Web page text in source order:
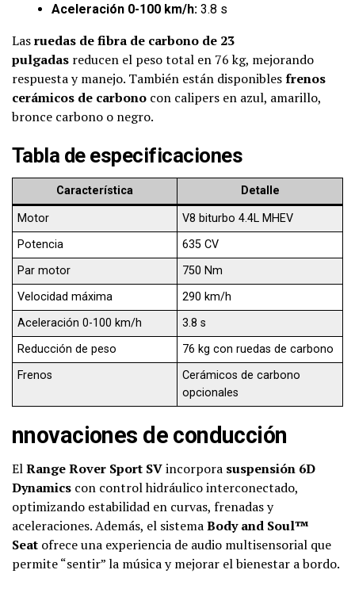
Aceleración 0-100 km/h: 3.8 s
Lasruedas de fibra de carbono de 23
pulgadas reducen el peso total en 76 kg, mejorando
respuesta y manejo. También están disponiblesfrenos
cerámicos de carbono con calipers en azul, amarillo,
bronce carbono o negro.
Tabla de especificaciones
Característica Detalle
Motor
V8 biturbo 4.4L MHEV
Potencia
635 CV
Par motor
750 Nm
Velocidad máxima
290 km/h
Aceleración 0-100 km/h
3.8 s
Reducción de peso
76 kg con ruedas de carbono
Frenos
Cerámicos de carbono
opcionales
nnovaciones de conducción
ElRange Rover Sport SVincorpora suspensión 6D
Dynamics con control hidráulico interconectado,
optimizando estabilidad en curvas, frenadas y
aceleraciones. Además, el sistemaBody and Soul™
Seat ofrece una experiencia de audio multisensorial que
permite “sentir” la música y mejorar el bienestar a bordo.